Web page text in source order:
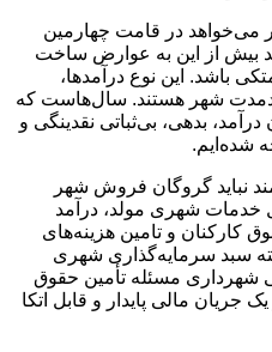
می‌خواهد در قامت چهارمین
بیش از این به عوارض ساخت‌
تراکم متکی باشد. این نوع درآمدها،
شهر هستند. سال‌هاست که
درآمد، بدهی، بی‌ثباتی نقدینگی و
شده‌ایم.
نباید گروگان فروش شهر
خدمات شهری مولد، درآمد
کارکنان و تامین هزینه‌های
سبد سرمایه‌گذاری شهری
شهرداری مسئله تأمین حقوق
جریان مالی پایدار و قابل اتکا